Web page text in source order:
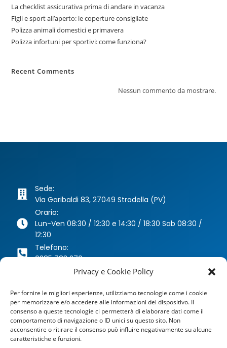
Privacy e Cookie Policy
Per fornire le migliori esperienze, utilizziamo tecnologie come i cookie
per memorizzare e/o accedere alle informazioni del dispositivo. Il
consenso a queste tecnologie ci permetterà di elaborare dati come il
comportamento di navigazione o ID unici su questo sito. Non
acconsentire o ritirare il consenso può influire negativamente su alcune
caratteristiche e funzioni.
La checklist assicurativa prima di andare in vacanza
Figli e sport all’aperto: le coperture consigliate
Polizza animali domestici e primavera
Polizza infortuni per sportivi: come funziona?
Recent Comments
Nessun commento da mostrare.
Sede:
Via Garibaldi 83, 27049 Stradella (PV)
Orario:
Lun-Ven 08:30 / 12:30 e 14:30 / 18:30 Sab 08:30 /
12:30
Telefono:
0385 783 270
Email:
agenzia@dragoniassicurazioni.it
PEC:
dragoniassicurazioni@pec.it